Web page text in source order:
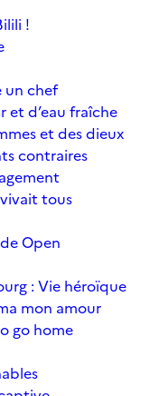
!
un chef
et d’eau fraîche
et des dieux
contraires
tous
Open
: Vie héroïque
mon amour
go home